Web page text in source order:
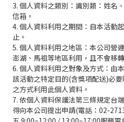
3. 個人資料之類別：識別類：姓名
信箱。
4. 個人資料利用之期間：自本活動
止。
5. 個人資料利用之地區：本公司營
澎湖、馬祖等地區利用，且不會移
6. 個人資料利用之對象及方式：由
該活動之特定目的(含獎項配送)必
之方式利用此個人資料。
7. 依個人資料保護法第三條規定台
得向本公司提出申請(電話：02-